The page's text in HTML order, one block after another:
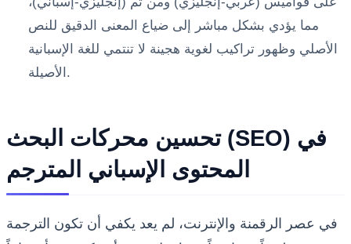
مما يؤدي بشكل مباشر إلى ضياع المعنى الدقيق للنص
الأصلي وظهور تراكيب لغوية هجينة لا تنتمي للغة الإسبانية
الأصيلة.
تحسين محركات البحث (SEO) في
المحتوى الإسباني المترجم
في عصر الرقمنة والإنترنت، لم يعد يكفي أن تكون الترجمة